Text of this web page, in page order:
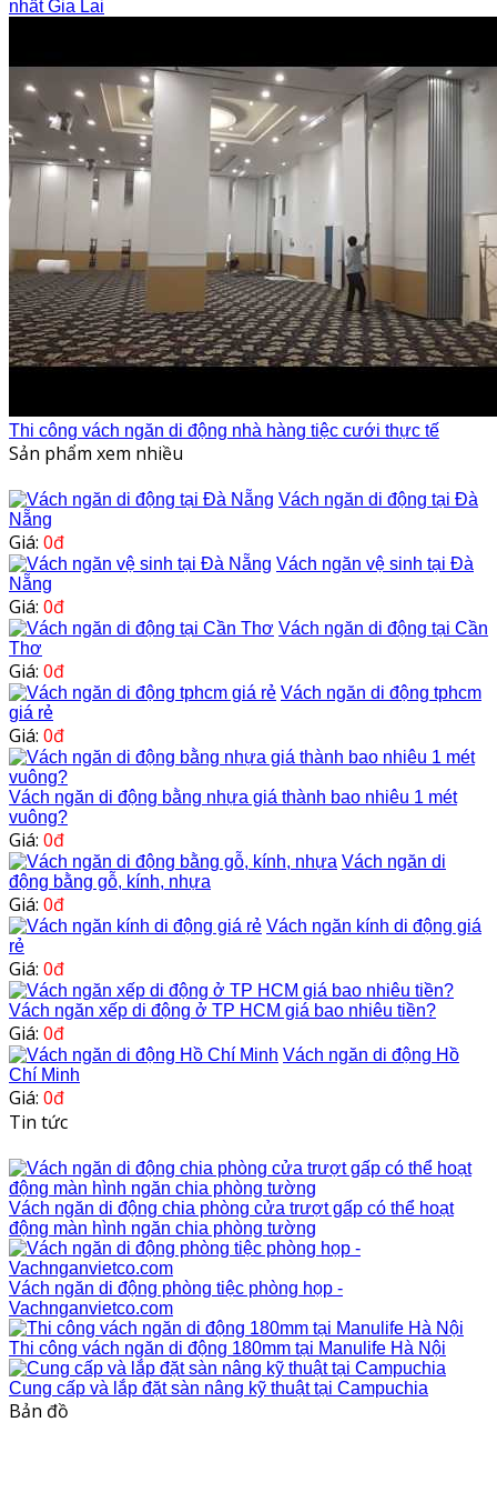
nhất Gia Lai
Thi công vách ngăn di động nhà hàng tiệc cưới thực tế
Sản phẩm xem nhiều
Vách ngăn di động tại Đà
Nẵng
Giá: 0đ
Vách ngăn vệ sinh tại Đà
Nẵng
Giá: 0đ
Vách ngăn di động tại Cần
Thơ
Giá: 0đ
Vách ngăn di động tphcm
giá rẻ
Giá: 0đ
Vách ngăn di động bằng nhựa giá thành bao nhiêu 1 mét
vuông?
Giá: 0đ
Vách ngăn di
động bằng gỗ, kính, nhựa
Giá: 0đ
Vách ngăn kính di động giá
rẻ
Giá: 0đ
Vách ngăn xếp di động ở TP HCM giá bao nhiêu tiền?
Giá: 0đ
Vách ngăn di động Hồ
Chí Minh
Giá: 0đ
Tin tức
Vách ngăn di động chia phòng cửa trượt gấp có thể hoạt
động màn hình ngăn chia phòng tường
Vách ngăn di động phòng tiệc phòng họp -
Vachnganvietco.com
Thi công vách ngăn di động 180mm tại Manulife Hà Nội
Cung cấp và lắp đặt sàn nâng kỹ thuật tại Campuchia
Bản đồ